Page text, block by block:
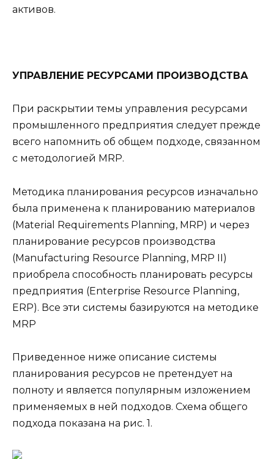
активов.
УПРАВЛЕНИЕ РЕСУРСАМИ ПРОИЗВОДСТВА
При раскрытии темы управления ресурсами
промышленного предприятия следует прежде
всего напомнить об общем подходе, связанном
с методологией MRP.
Методика планирования ресурсов изначально
была применена к планированию материалов
(Material Requirements Planning, MRP) и через
планирование ресурсов производства
(Manufacturing Resource Planning, MRP II)
приобрела способность планировать ресурсы
предприятия (Enterprise Resource Planning,
ERP). Все эти системы базируются на методике
MRP
Приведенное ниже описание системы
планирования ресурсов не претендует на
полноту и является популярным изложением
применяемых в ней подходов. Схема общего
подхода показана на рис. 1.